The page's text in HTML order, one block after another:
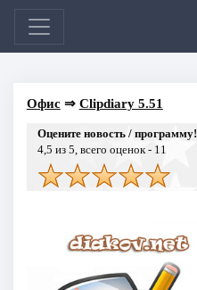
Офис⇒ Clipdiary 5.51
Оцените новость / программу!
4,5 из 5, всего оценок - 11